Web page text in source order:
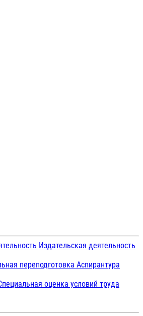
Издательская деятельность
переподготовка Аспирантура
оценка условий труда